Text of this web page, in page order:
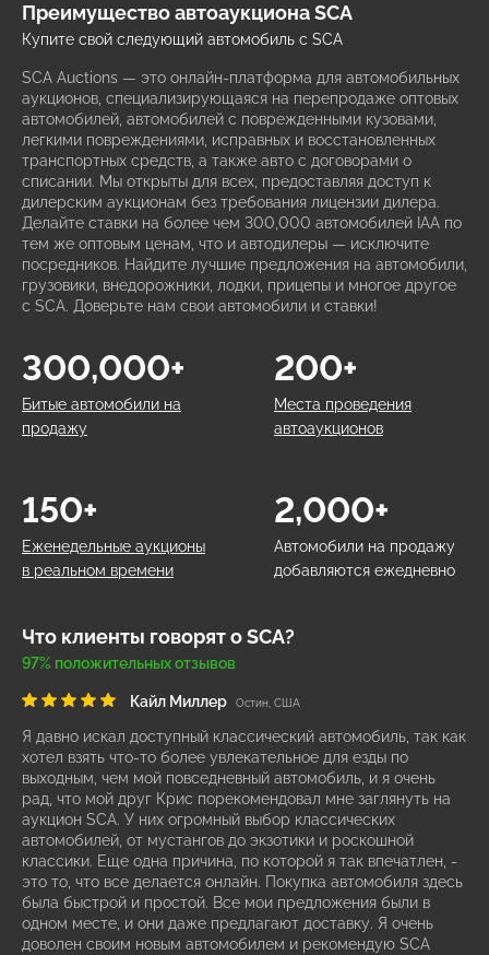
Преимущество автоаукциона SCA
Купите свой следующий автомобиль с SCA
SCA Auctions — это онлайн-платформа для автомобильных
аукционов, специализирующаяся на перепродаже оптовых
автомобилей, автомобилей с поврежденными кузовами,
легкими повреждениями, исправных и восстановленных
транспортных средств, а также авто с договорами о
списании. Мы открыты для всех, предоставляя доступ к
дилерским аукционам без требования лицензии дилера.
Делайте ставки на более чем 300,000 автомобилей IAA по
тем же оптовым ценам, что и автодилеры — исключите
посредников. Найдите лучшие предложения на автомобили,
грузовики, внедорожники, лодки, прицепы и многое другое
с SCA. Доверьте нам свои автомобили и ставки!
Битые автомобили на
продажу
300,000+
Места проведения
автоаукционов
200+
Еженедельные аукционы
в реальном времени
150+
Автомобили на продажу
добавляются ежедневно
2,000+
Что клиенты говорят о SCA?
97% положительных отзывов
Кайл Миллер Остин, США
Я давно искал доступный классический автомобиль, так как
хотел взять что-то более увлекательное для езды по
выходным, чем мой повседневный автомобиль, и я очень
рад, что мой друг Крис порекомендовал мне заглянуть на
аукцион SCA. У них огромный выбор классических
автомобилей, от мустангов до экзотики и роскошной
классики. Еще одна причина, по которой я так впечатлен, -
это то, что все делается онлайн. Покупка автомобиля здесь
была быстрой и простой. Все мои предложения были в
одном месте, и они даже предлагают доставку. Я очень
доволен своим новым автомобилем и рекомендую SCA